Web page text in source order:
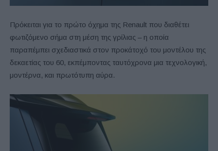
Πρόκειται για το πρώτο όχημα της Renault που διαθέτει
φωτιζόμενο σήμα στη μέση της γρίλιας – η οποία
παραπέμπει σχεδιαστικά στον προκάτοχό του μοντέλου της
δεκαετίας του 60, εκπέμποντας ταυτόχρονα μια τεχνολογική,
μοντέρνα, και πρωτότυπη αύρα.